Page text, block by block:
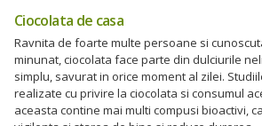
Ciocolata de casa
Ravnita de foarte multe persoane si
minunat, ciocolata face parte din dulciurile
simplu, savurat in orice moment al zilei.
realizate cu privire la ciocolata si consumul
aceasta contine mai multi compusi bioactivi,